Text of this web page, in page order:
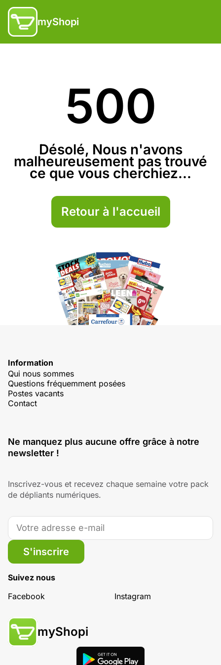
myShopi
500
Désolé, Nous n'avons
malheureusement pas trouvé
ce que vous cherchiez...
Retour à l'accueil
Information
Qui nous sommes
Questions fréquemment posées
Postes vacants
Contact
Ne manquez plus aucune offre grâce à notre
newsletter !
Inscrivez-vous et recevez chaque semaine votre pack
de dépliants numériques.
S'inscrire
Suivez nous
Facebook
Instagram
myShopi